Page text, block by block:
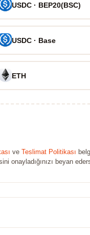
USDC · BEP20(BSC)
USDC · Base
ETH
ve Teslimat Politikası
onayladığınızı beyan